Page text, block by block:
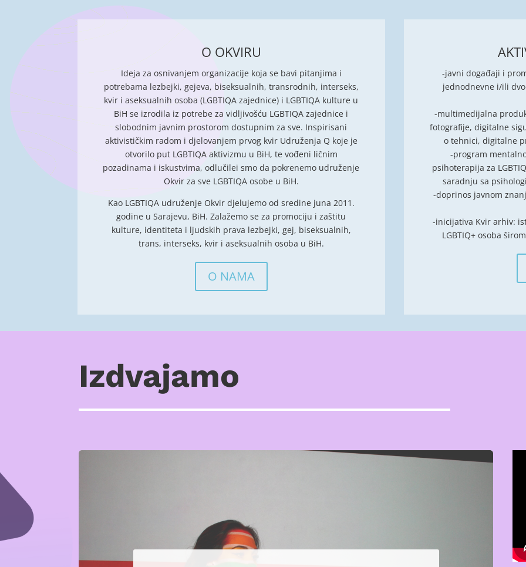
O OKVIRU
Ideja za osnivanjem organizacije koja se bavi pitanjima i
potrebama lezbejki, gejeva, biseksualnih, transrodnih, interseks,
kvir i aseksualnih osoba (LGBTIQA zajednice) i LGBTIQA kulture u
BiH se izrodila iz potrebe za vidljivošću LGBTIQA zajednice i
slobodnim javnim prostorom dostupnim za sve. Inspirisani
aktivističkim radom i djelovanjem prvog kvir Udruženja Q koje je
otvorilo put LGBTIQA aktivizmu u BiH, te vođeni ličnim
pozadinama i iskustvima, odlučilei smo da pokrenemo udruženje
Okvir za sve LGBTIQA osobe u BiH.
Kao LGBTIQA udruženje Okvir djelujemo od sredine juna 2011.
godine u Sarajevu, BiH. Zalažemo se za promociju i zaštitu
kulture, identiteta i ljudskih prava lezbejki, gej, biseksualnih,
trans, interseks, kvir i aseksualnih osoba u BiH.
O NAMA
-javni događaji i
jednodnevne i/ili
-multimedijalna
fotografije, digitalne
o tehnici, digitalne
-program
psihoterapija za
saradnju sa
-doprinos javnom
-inicijativa Kvir arhiv:
LGBTIQ+ osoba
Izdvajamo